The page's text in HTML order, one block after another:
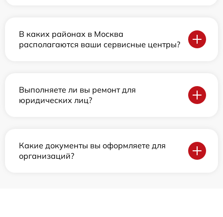
В каких районах в Москва
располагаются ваши сервисные центры?
Выполняете ли вы ремонт для
юридических лиц?
Какие документы вы оформляете для
организаций?